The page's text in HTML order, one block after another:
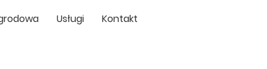
Usługi Kontakt